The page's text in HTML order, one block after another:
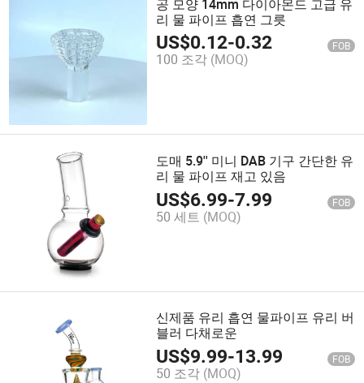
공 모양 14mm 다이아몬드 고급 유
리 물 파이프 흡연 그릇
US$0.12-0.32 FOB
100 조각 (MOQ)
도매 5.9'' 미니 DAB 기구 간단한 유
리 물 파이프 재고 있음
US$6.99-7.99 FOB
50 세트 (MOQ)
신제품 유리 흡연 물파이프 유리 버
블러 다채로운
US$9.99-13.99 FOB
50 조각 (MOQ)